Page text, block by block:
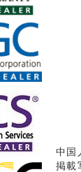
中国
掲載